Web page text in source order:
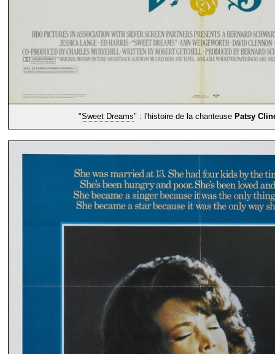
"Sweet Dreams" : l'histoire de la chanteuse Patsy